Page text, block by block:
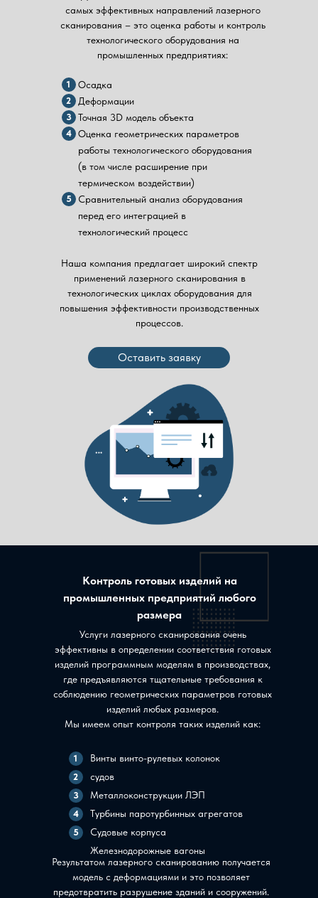
самых эффективных направлений лазерного
сканирования – это оценка работы и контроль
технологического оборудования на
промышленных предприятиях:
Оставить заявку
1
2
3
4
5
Осадка
Деформации
Точная 3D модель объекта
Оценка геометрических параметров
работы технологического оборудования
(в том числе расширение при
термическом воздействии)
Сравнительный анализ оборудования
перед его интеграцией в
технологический процесс
Наша компания предлагает широкий спектр
применений лазерного сканирования в
технологических циклах оборудования для
повышения эффективности производственных
процессов.
Контроль готовых изделий на
промышленных предприятий любого
размера
Услуги лазерного сканирования очень
эффективны в определении соответствия готовых
изделий программным моделям в производствах,
где предъявляются тщательные требования к
соблюдению геометрических параметров готовых
изделий любых размеров.
Мы имеем опыт контроля таких изделий как:
1
2
3
4
5
Винты винто-рулевых колонок
судов
Металлоконструкции ЛЭП
Турбины паротурбинных агрегатов
Судовые корпуса
Железнодорожные вагоны
Результатом лазерного сканированию получается
модель с деформациями и это позволяет
предотвратить разрушение зданий и сооружений.